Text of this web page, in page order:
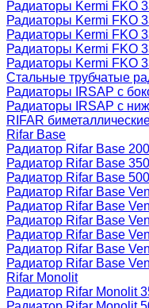
Радиаторы Kermi FKO
Радиаторы Kermi FKO
Радиаторы Kermi FKO
Радиаторы Kermi FKO
Радиаторы Kermi FKO
Стальные трубчатые
Радиаторы IRSAP с
Радиаторы IRSAP с
RIFAR
Rifar Base
Радиатор Rifar Base 200
Радиатор Rifar Base 350
Радиатор Rifar Base 500
Радиатор Rifar Base
Радиатор Rifar Base
Радиатор Rifar Base
Радиатор Rifar Base
Радиатор Rifar Base
Радиатор Rifar Base
Rifar Monolit
Радиатор Rifar Monolit